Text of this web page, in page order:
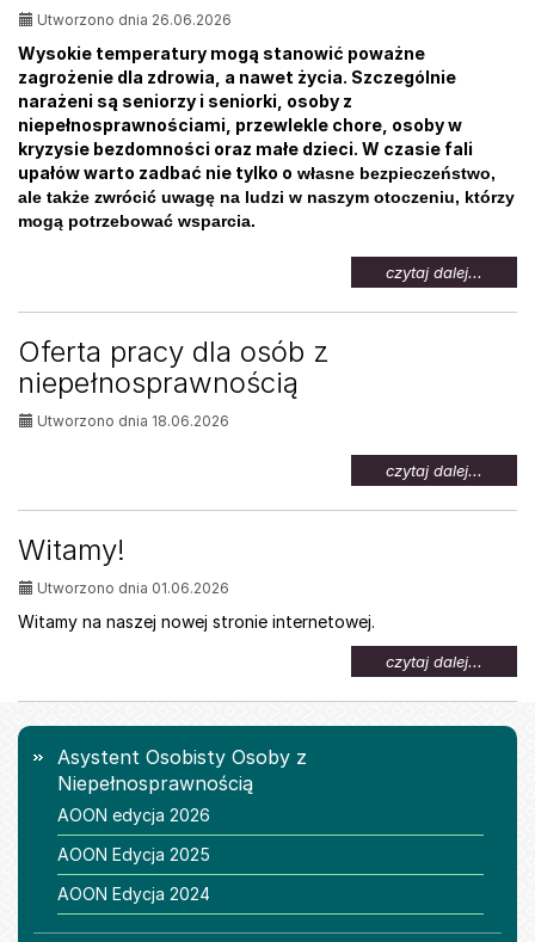
Utworzono dnia 26.06.2026
Wysokie temperatury mogą stanowić poważne
zagrożenie dla zdrowia, a nawet życia. Szczególnie
narażeni są seniorzy i seniorki, osoby z
niepełnosprawnościami, przewlekle chore, osoby w
kryzysie bezdomności oraz małe dzieci. W czasie fali
upałów warto zadbać nie tylko o własne bezpieczeństwo,
ale także zwrócić uwagę na ludzi w naszym otoczeniu, którzy
mogą potrzebować wsparcia.
czytaj dalej...
temat:
Oferta pracy dla osób z
niepełnosprawnością
Utworzono dnia 18.06.2026
czytaj dalej...
temat:
Oferta
Witamy!
Utworzono dnia 01.06.2026
Witamy na naszej nowej stronie internetowej.
czytaj dalej...
temat:
Menu
Asystent Osobisty Osoby z
Niepełnosprawnością
AOON edycja 2026
AOON Edycja 2025
AOON Edycja 2024